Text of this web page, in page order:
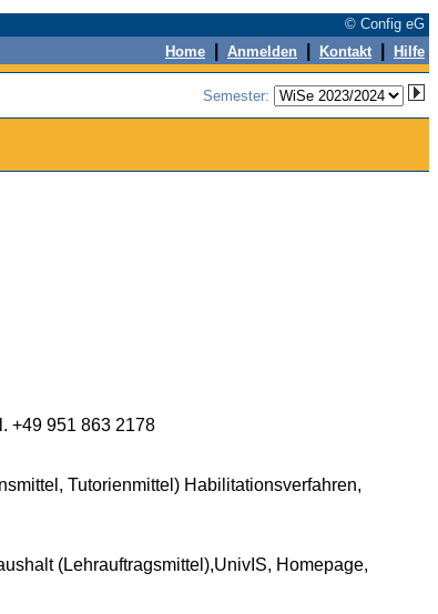
© Config eG
Home Anmelden Kontakt Hilfe
Semester:
+49 951 863 2178
Tutorienmittel) Habilitationsverfahren,
(Lehrauftragsmittel),UnivIS, Homepage,